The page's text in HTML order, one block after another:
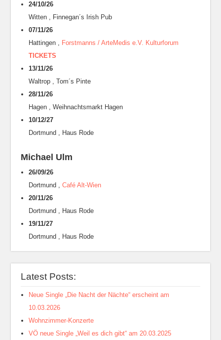
24/10/26
Witten , Finnegan´s Irish Pub
07/11/26
Hattingen , Forstmanns / ArteMedis e.V. Kulturforum
TICKETS
13/11/26
Waltrop , Tom´s Pinte
28/11/26
Hagen , Weihnachtsmarkt Hagen
10/12/27
Dortmund , Haus Rode
Michael Ulm
26/09/26
Dortmund , Café Alt-Wien
20/11/26
Dortmund , Haus Rode
19/11/27
Dortmund , Haus Rode
Latest Posts:
Neue Single „Die Nacht der Nächte“ erscheint am
10.03.2026
Wohnzimmer-Konzerte
VÖ neue Single „Weil es dich gibt“ am 20.03.2025